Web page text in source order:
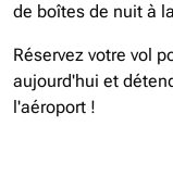
de boîtes de nuit à
Réservez votre vol
aujourd'hui et
l'aéroport !